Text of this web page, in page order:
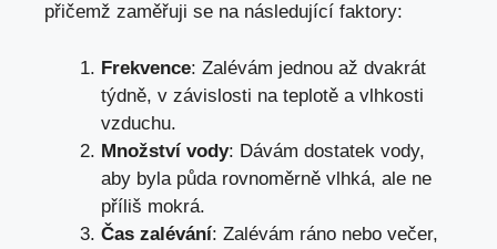
přičemž zaměřuji se na následující faktory:
Frekvence: Zalévám jednou až dvakrát
týdně, v závislosti na teplotě a vlhkosti
vzduchu.
Množství vody: Dávám dostatek vody,
aby byla půda rovnoměrně vlhká, ale ne
příliš mokrá.
Čas zalévání: Zalévám ráno nebo večer,